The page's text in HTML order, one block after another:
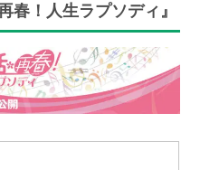
春！人生ラプソディ』